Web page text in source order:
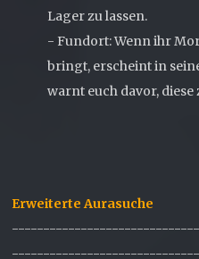
Lager zu lassen.
- Fundort: Wenn ihr
bringt, erscheint in
warnt euch davor,
Erweiterte Aurasuche